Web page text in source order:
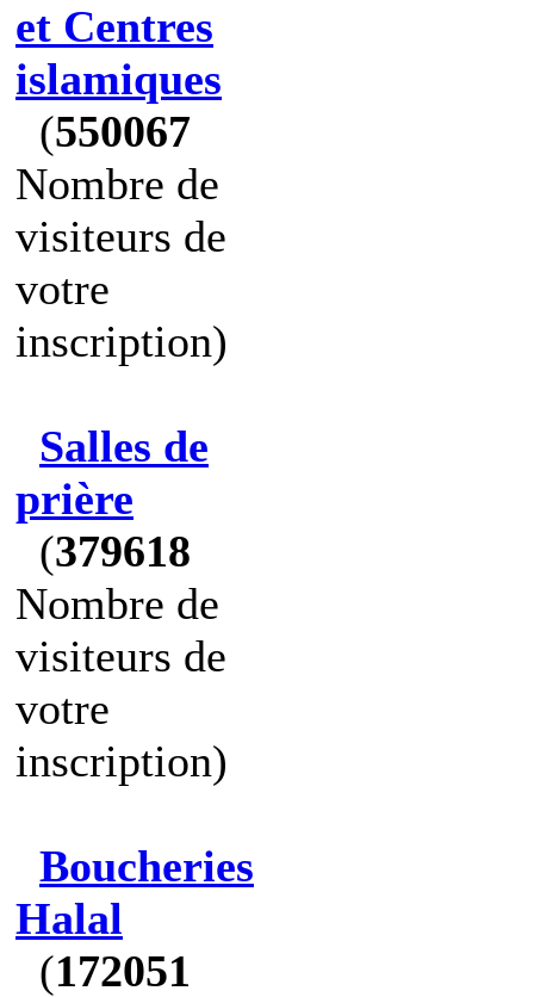
et Centres
islamiques
(550067
Nombre de
visiteurs de
votre
inscription)
Salles de
prière
(379618
Nombre de
visiteurs de
votre
inscription)
Boucheries
Halal
(172051